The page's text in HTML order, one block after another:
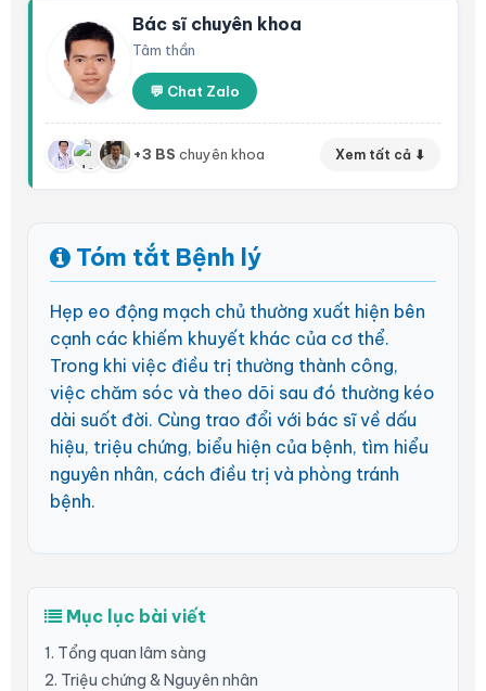
Bác sĩ chuyên khoa
Tâm thần
💬 Chat Zalo
+3 BS chuyên khoa Xem tất cả ⬇
Tóm tắt Bệnh lý
Hẹp eo động mạch chủ thường xuất hiện bên
cạnh các khiếm khuyết khác của cơ thể.
Trong khi việc điều trị thường thành công,
việc chăm sóc và theo dõi sau đó thường kéo
dài suốt đời. Cùng trao đổi với bác sĩ về dấu
hiệu, triệu chứng, biểu hiện của bệnh, tìm hiểu
nguyên nhân, cách điều trị và phòng tránh
bệnh.
Mục lục bài viết
1. Tổng quan lâm sàng
2. Triệu chứng & Nguyên nhân